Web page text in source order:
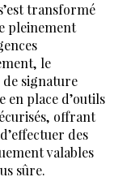
transformé
pleinement
le
de signature
en place d’outils
offrant
des
valables
sûre.